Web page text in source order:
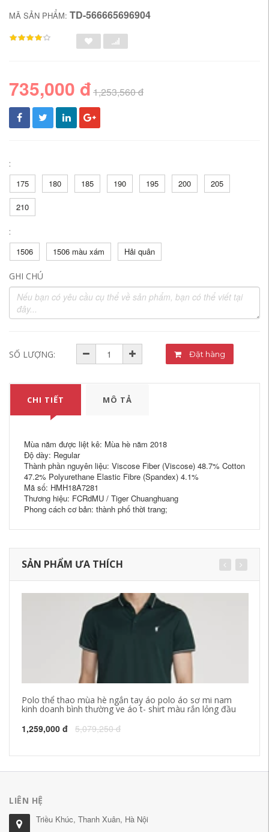
MÃ SẢN PHẨM: TD-566665696904
735,000 đ1,253,560 đ
:
175
180 185 190 195 200 205
210
:
1506
1506 màu xám Hải quân
GHI CHÚ
SỐ LƯỢNG: Đặt hàng
CHI TIẾT MÔ TẢ
Mùa năm được liệt kê: Mùa hè năm 2018
Độ dày: Regular
Thành phần nguyên liệu: Viscose Fiber (Viscose) 48.7% Cotton
47.2% Polyurethane Elastic Fibre (Spandex) 4.1%
Mã số: HMH18A7281
Thương hiệu: FCRdMU / Tiger Chuanghuang
Phong cách cơ bản: thành phố thời trang;
SẢN PHẨM ƯA THÍCH
Polo thể thao mùa hè ngắn tay áo polo áo sơ mi nam
kinh doanh bình thường ve áo t- shirt màu rắn lỏng đầu
1,259,000 đ 5,079,250 đ
LIÊN HỆ
Triều Khúc, Thanh Xuân, Hà Nội